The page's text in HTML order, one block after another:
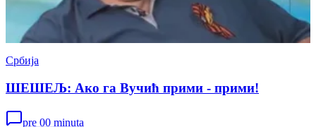
Србија
ШЕШЕЉ: Ако га Вучић прими - прими!
pre 00 minuta